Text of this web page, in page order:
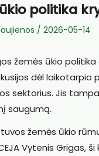
ūkio politika
/ 2026-05-14
žemės ūkio
dėl laikotarpio
sektorius. Jis
saugumą.
žemės ūkio
Vytenis Grigas,